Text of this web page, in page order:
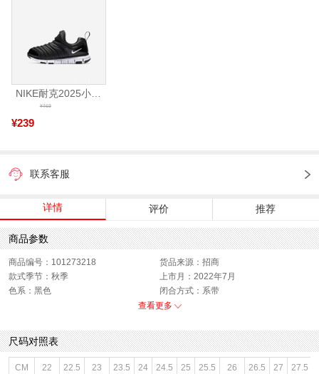
NIKE耐克2025小童NIKE DYNAMO FREE (PS)儿童343738-013
¥239
¥469
联系客服
详情 评价 推荐
商品参数
商品编号：101273218
货品来源：招商
款式季节：秋季
上市月：2022年7月
色系：黑色
闭合方式：系带
性别：女子
查看更多
尺码对照表
CM 22 22.5 23 23.5 24 24.5 25 25.5 26 26.5 27 27.5